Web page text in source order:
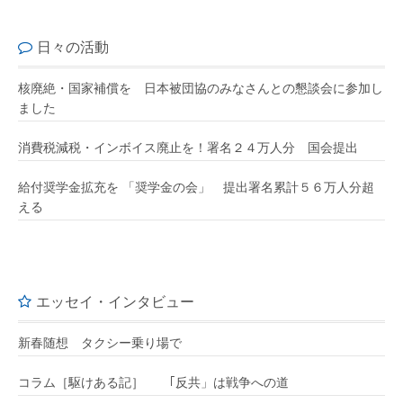
日々の活動
核廃絶・国家補償を 日本被団協のみなさんとの懇談会に参加し
ました
消費税減税・インボイス廃止を！署名２４万人分 国会提出
給付奨学金拡充を 「奨学金の会」 提出署名累計５６万人分超
える
エッセイ・インタビュー
新春随想 タクシー乗り場で
コラム［駆けある記］ ｢反共」は戦争への道